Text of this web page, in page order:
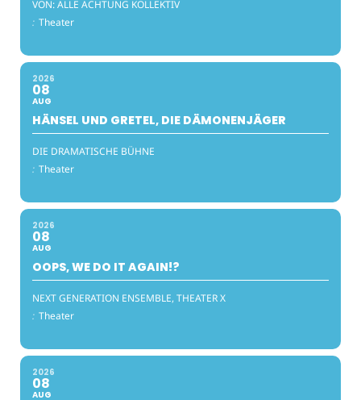
VON: ALLE ACHTUNG KOLLEKTIV
: Theater
2026
08
AUG
HÄNSEL UND GRETEL, DIE DÄMONENJÄGER
DIE DRAMATISCHE BÜHNE
: Theater
2026
08
AUG
OOPS, WE DO IT AGAIN!?
NEXT GENERATION ENSEMBLE, THEATER X
: Theater
2026
08
AUG